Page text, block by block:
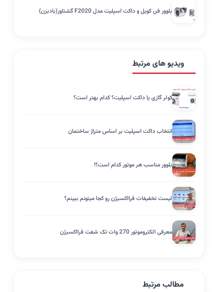
بلوور فن کویل و داکت اسپلیت مدل F2020 گشتاور(بادبزن)
ویدیو های مرتبط
کولر گازی یا داکت اسپلیت؟ کدام بهتر است؟
انتخاب داکت اسپلیت بر اساس متراژ ساختمان
بلوور مناسب هر موتور کدام است؟!
لیست تخفیفات فرااکسیژن رو کجا میتونم ببینم؟
معرفی الکتروموتور 270 وات تک شفت فرااکسیژن
مطالب مرتبط